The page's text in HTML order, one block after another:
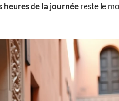
de la journéereste le